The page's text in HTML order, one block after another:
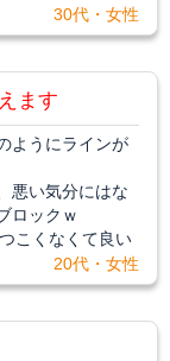
30代・女性
ます
ようにラインが
悪い気分にはな
ロックｗ
こくなくて良い
20代・女性